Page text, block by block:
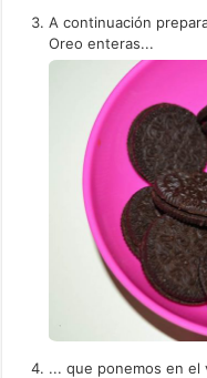
A continuación
Oreo enteras...
... que ponemos en el